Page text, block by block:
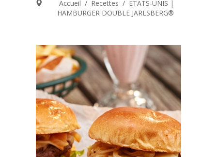
Accueil / Recettes / ETATS-UNIS |
HAMBURGER DOUBLE JARLSBERG®